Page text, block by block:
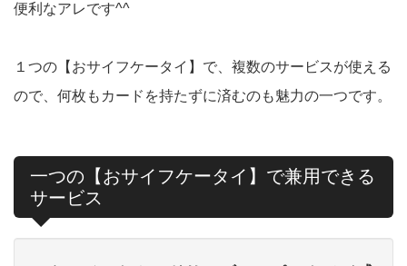
便利なアレです^^
１つの【おサイフケータイ】で、複数のサービスが使える
ので、何枚もカードを持たずに済むのも魅力の一つです。
一つの【おサイフケータイ】で兼用できる
サービス